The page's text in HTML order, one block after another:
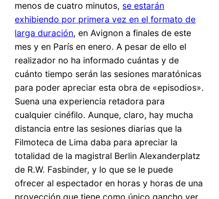
menos de cuatro minutos, se estarán
exhibiendo por primera vez en el formato de
larga duración, en Avignon a finales de este
mes y en París en enero. A pesar de ello el
realizador no ha informado cuántas y de
cuánto tiempo serán las sesiones maratónicas
para poder apreciar esta obra de «episodios».
Suena una experiencia retadora para
cualquier cinéfilo. Aunque, claro, hay mucha
distancia entre las sesiones diarias que la
Filmoteca de Lima daba para apreciar la
totalidad de la magistral Berlin Alexanderplatz
de R.W. Fasbinder, y lo que se le puede
ofrecer al espectador en horas y horas de una
proyección que tiene como único gancho ver